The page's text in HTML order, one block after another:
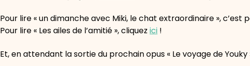
Pour lire « un dimanche avec Miki, le chat extraordinaire », c’est
Pour lire « Les ailes de l’amitié », cliquez ici !
Et, en attendant la sortie du prochain opus « Le voyage de Youky